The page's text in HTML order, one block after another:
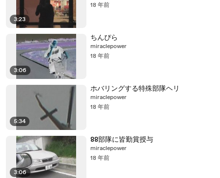
3:23
18 年前
3:06
ちんぴら
miraclepower
18 年前
5:34
ホバリングする特殊部隊ヘリ
miraclepower
18 年前
3:06
88部隊に皆勤賞授与
miraclepower
18 年前